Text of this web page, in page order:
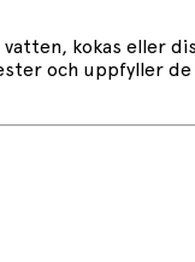
kokas eller
och uppfyller